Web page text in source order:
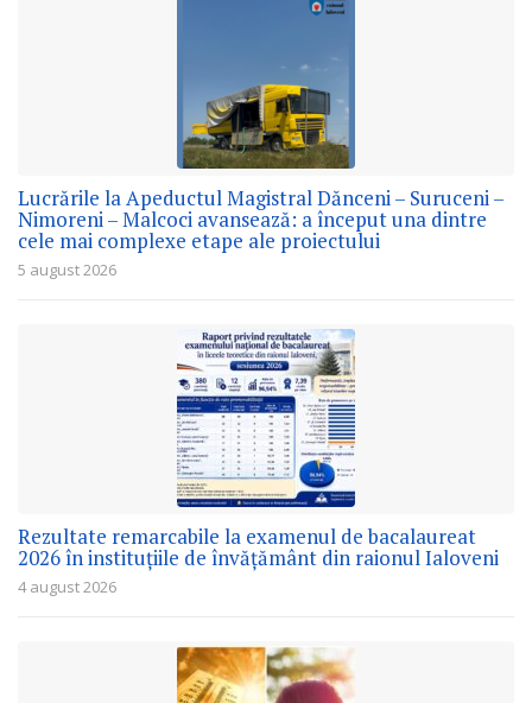
Lucrările la Apeductul Magistral Dănceni – Suruceni –
Nimoreni – Malcoci avansează: a început una dintre
cele mai complexe etape ale proiectului
5 august 2026
Rezultate remarcabile la examenul de bacalaureat
2026 în instituțiile de învățământ din raionul Ialoveni
4 august 2026